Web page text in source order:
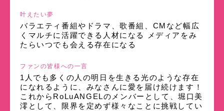
叶えたい夢
バラエティ番組やドラマ、歌番組、CMなど幅広
くマルチに活躍できる人材になる メディアをみ
たらいつでも会える存在になる
ファンの皆様への一言
1人でも多くの人の明日を生きる光のような存在
になれるように、みなさんに愛を届け続けます！
これからRoLuANGELのメンバーとして、堀口美
澪として、限界を定めず様々なことに挑戦してい